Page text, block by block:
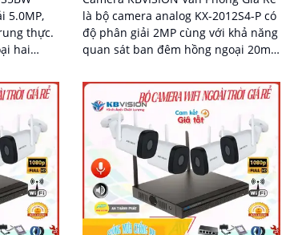
5.0MP,
thực.
hai
là bộ camera analog KX-2012S4-P có
độ phân giải 2MP cùng với khả năng
quan sát ban đêm hồng ngoại 20m
Trong bộ camera này còn kèm theo
1 ổ cứng 500GB và 1 đầu ghi hình
analog KX-7104T giúp lưu trữ video
giám sát trong 7 ngày cho 4 mắt
camera